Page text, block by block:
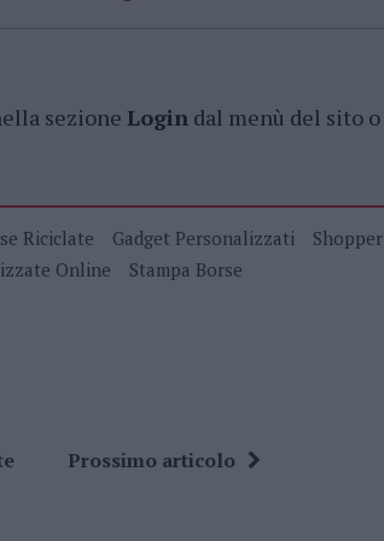
sezione Login dal menù del sito o
Riciclate Gadget Personalizzati
Shopper
Online Stampa Borse
Prossimo articolo